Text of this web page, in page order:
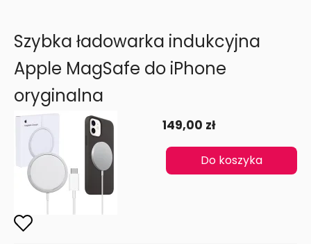
Szybka ładowarka indukcyjna
Apple MagSafe do iPhone
oryginalna
149,00 zł
Do koszyka